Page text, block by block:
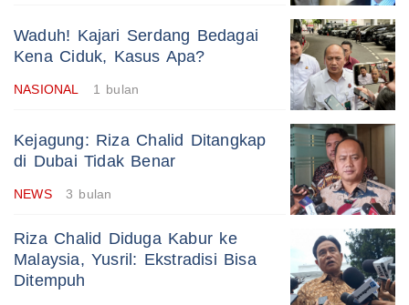
Waduh! Kajari Serdang Bedagai
Kena Ciduk, Kasus Apa?
NASIONAL 1 bulan
Kejagung: Riza Chalid Ditangkap
di Dubai Tidak Benar
NEWS 3 bulan
Riza Chalid Diduga Kabur ke
Malaysia, Yusril: Ekstradisi Bisa
Ditempuh